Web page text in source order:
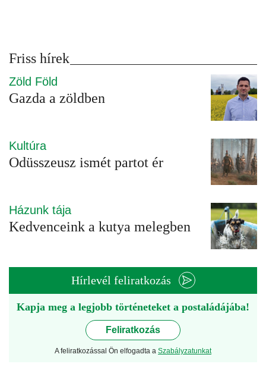
Friss hírek
Zöld Föld
Gazda a zöldben
Kultúra
Odüsszeusz ismét partot ér
Házunk tája
Kedvenceink a kutya melegben
Hírlevél feliratkozás
Kapja meg a legjobb történeteket a postaládájába!
Feliratkozás
A feliratkozással Ön elfogadta a Szabályzatunkat